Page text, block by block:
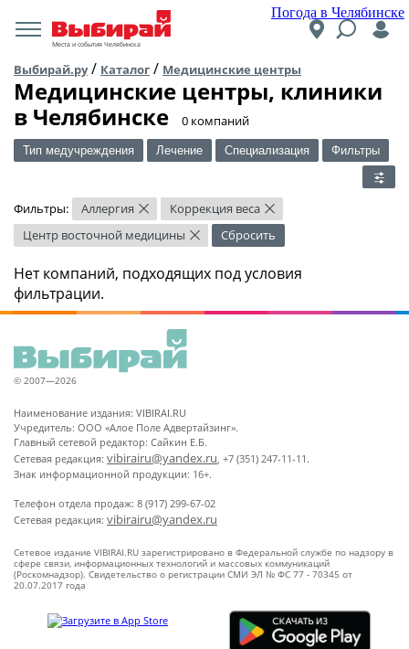
Погода в Челябинске
Места и события Челябинска
Выбирай.ру/ Каталог / Медицинские центры
Медицинские центры, клиники
в Челябинске
​0 компаний
Тип медучреждения Лечение Специализация Фильтры
Фильтры: Аллергия × Коррекция веса ×
Центр восточной медицины × Сбросить
Нет компаний, подходящих под условия
фильтрации.
© 2007—2026
Наименование издания: VIBIRAI.RU
Учредитель: ООО «Алое Поле Адвертайзинг».
Главный сетевой редактор: Сайкин Е.Б.
Сетевая редакция: vibirairu@yandex.ru, +7 (351) 247-11-11.
Знак информационной продукции: 16+.
Телефон отдела продаж: 8 (917) 299-67-02
Сетевая редакция: vibirairu@yandex.ru
Сетевое издание VIBIRAI.RU зарегистрировано в Федеральной службе по надзору в
сфере связи, информационных технологий и массовых коммуникаций
(Роскомнадзор). Свидетельство о регистрации СМИ ЭЛ № ФС 77 - 70345 от
20.07.2017 года